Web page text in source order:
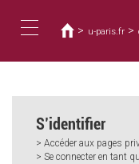
contenu
navigation
êtes
ici
> u-paris.fr >
S’identifier
> Accéder aux pages
> Se connecter en tant